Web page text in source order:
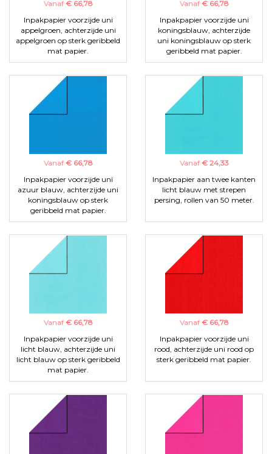
Vanaf € 66,78
Inpakpapier voorzijde uni
appelgroen, achterzijde uni
appelgroen op sterk geribbeld
mat papier.
Vanaf € 66,78
Inpakpapier voorzijde uni
koningsblauw, achterzijde
uni koningsblauw op sterk
geribbeld mat papier.
Vanaf € 66,78
Inpakpapier voorzijde uni
azuur blauw, achterzijde uni
koningsblauw op sterk
geribbeld mat papier.
Vanaf € 24,33
Inpakpapier aan twee kanten
licht blauw met strepen
persing, rollen van 50 meter.
Vanaf € 66,78
Inpakpapier voorzijde uni
licht blauw, achterzijde uni
licht blauw op sterk geribbeld
mat papier.
Vanaf € 66,78
Inpakpapier voorzijde uni
rood, achterzijde uni rood op
sterk geribbeld mat papier.